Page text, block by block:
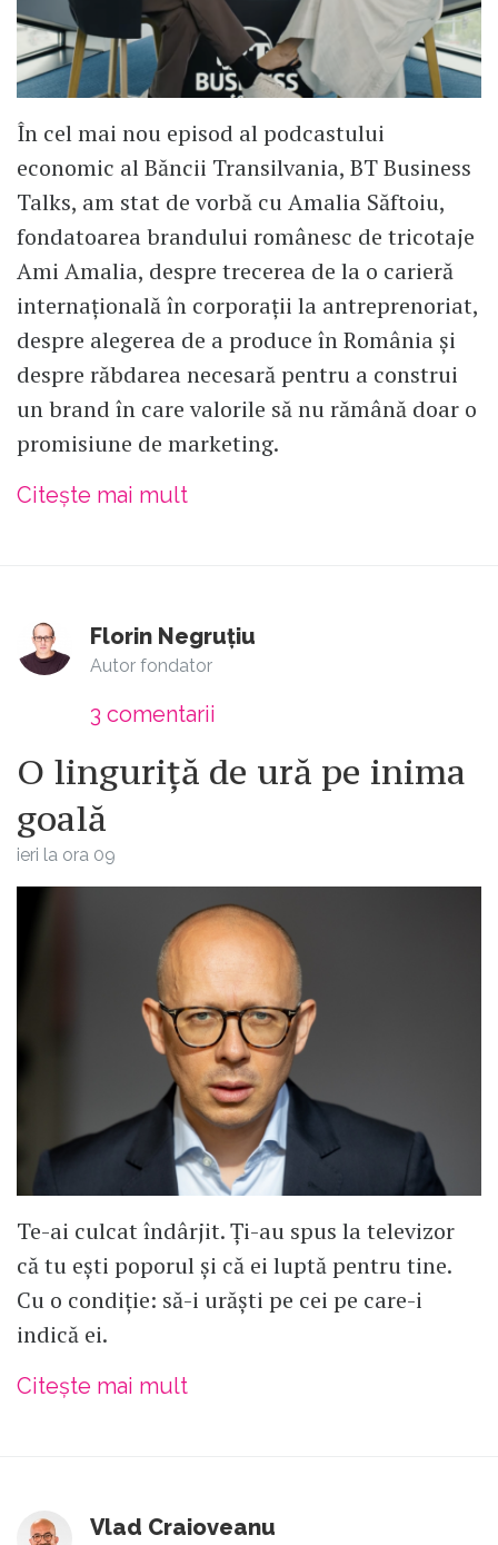
În cel mai nou episod al podcastului
economic al Băncii Transilvania, BT Business
Talks, am stat de vorbă cu Amalia Săftoiu,
fondatoarea brandului românesc de tricotaje
Ami Amalia, despre trecerea de la o carieră
internațională în corporații la antreprenoriat,
despre alegerea de a produce în România și
despre răbdarea necesară pentru a construi
un brand în care valorile să nu rămână doar o
promisiune de marketing.
Citește mai mult
Florin Negruțiu
Autor fondator
3 comentarii
O linguriță de ură pe inima
goală
ieri la ora 09
Te-ai culcat îndârjit. Ți-au spus la televizor
că tu ești poporul și că ei luptă pentru tine.
Cu o condiție: să-i urăști pe cei pe care-i
indică ei.
Citește mai mult
Vlad Craioveanu